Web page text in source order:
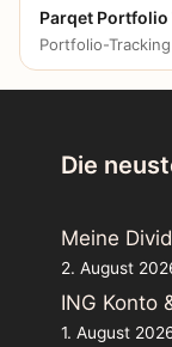
Parqet
Portfolio-Tracking
Die
Meine
2. August
ING Konto
1. August